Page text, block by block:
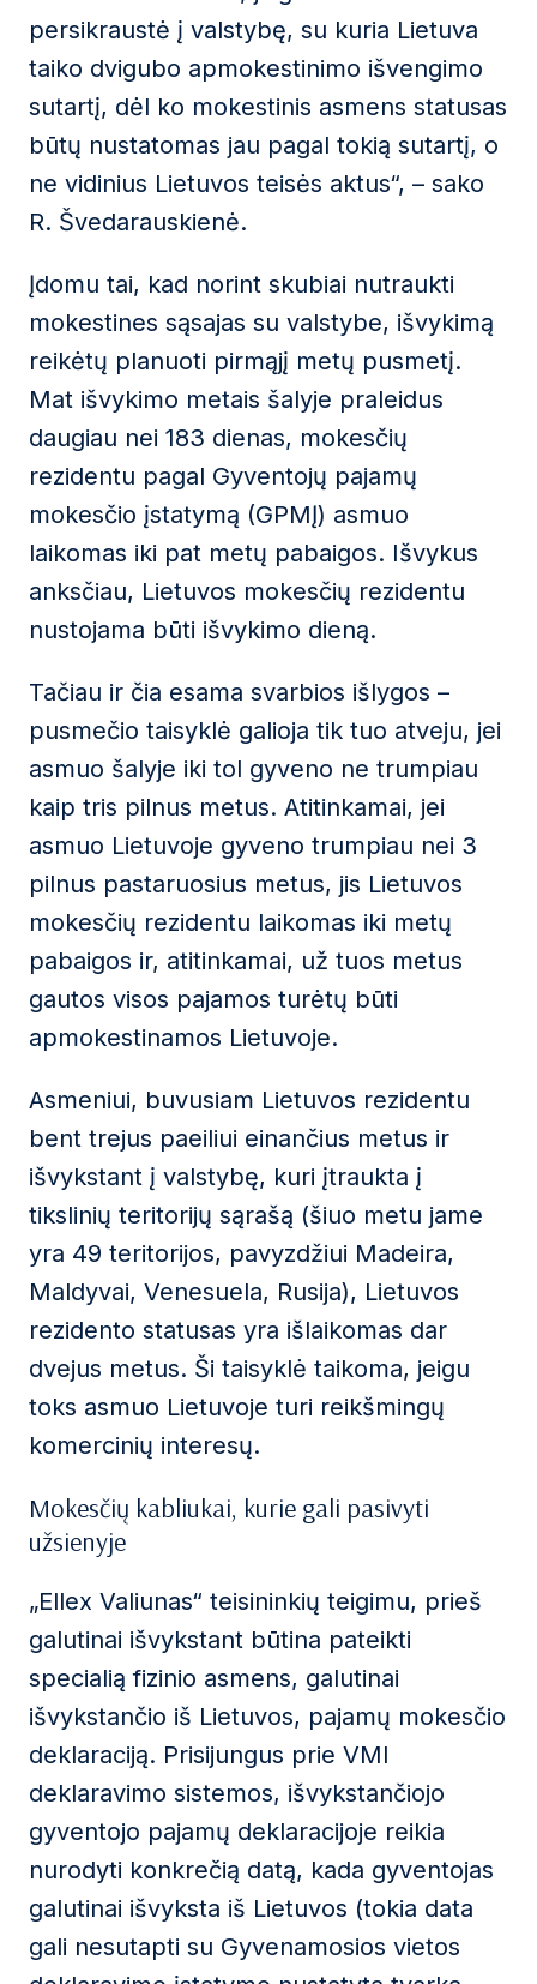
persikraustė į valstybę, su kuria Lietuva
taiko dvigubo apmokestinimo išvengimo
sutartį, dėl ko mokestinis asmens statusas
būtų nustatomas jau pagal tokią sutartį, o
ne vidinius Lietuvos teisės aktus“, – sako
R. Švedarauskienė.
Įdomu tai, kad norint skubiai nutraukti
mokestines sąsajas su valstybe, išvykimą
reikėtų planuoti pirmąjį metų pusmetį.
Mat išvykimo metais šalyje praleidus
daugiau nei 183 dienas, mokesčių
rezidentu pagal Gyventojų pajamų
mokesčio įstatymą (GPMĮ) asmuo
laikomas iki pat metų pabaigos. Išvykus
anksčiau, Lietuvos mokesčių rezidentu
nustojama būti išvykimo dieną.
Tačiau ir čia esama svarbios išlygos –
pusmečio taisyklė galioja tik tuo atveju, jei
asmuo šalyje iki tol gyveno ne trumpiau
kaip tris pilnus metus. Atitinkamai, jei
asmuo Lietuvoje gyveno trumpiau nei 3
pilnus pastaruosius metus, jis Lietuvos
mokesčių rezidentu laikomas iki metų
pabaigos ir, atitinkamai, už tuos metus
gautos visos pajamos turėtų būti
apmokestinamos Lietuvoje.
Asmeniui, buvusiam Lietuvos rezidentu
bent trejus paeiliui einančius metus ir
išvykstant į valstybę, kuri įtraukta į
tikslinių teritorijų sąrašą (šiuo metu jame
yra 49 teritorijos, pavyzdžiui Madeira,
Maldyvai, Venesuela, Rusija), Lietuvos
rezidento statusas yra išlaikomas dar
dvejus metus. Ši taisyklė taikoma, jeigu
toks asmuo Lietuvoje turi reikšmingų
komercinių interesų.
Mokesčių kabliukai, kurie gali pasivyti
užsienyje
„Ellex Valiunas“ teisininkių teigimu, prieš
galutinai išvykstant būtina pateikti
specialią fizinio asmens, galutinai
išvykstančio iš Lietuvos, pajamų mokesčio
deklaraciją. Prisijungus prie VMI
deklaravimo sistemos, išvykstančiojo
gyventojo pajamų deklaracijoje reikia
nurodyti konkrečią datą, kada gyventojas
galutinai išvyksta iš Lietuvos (tokia data
gali nesutapti su Gyvenamosios vietos